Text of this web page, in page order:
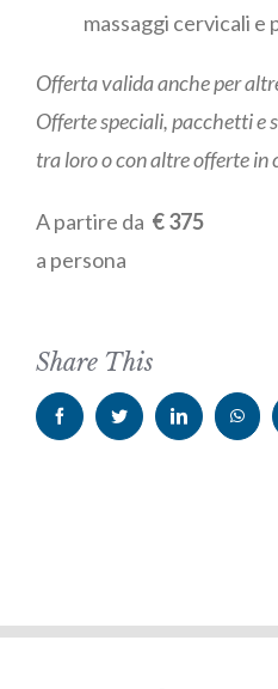
massaggi cervicali e
Offerta valida anche per
Offerte speciali, pacchetti e
tra loro o con altre offerte in
A partire da € 375
a persona
Share This
facebooktwitter linkedin